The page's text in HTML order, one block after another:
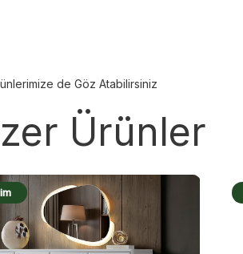
de Göz Atabilirsiniz
Ürünler